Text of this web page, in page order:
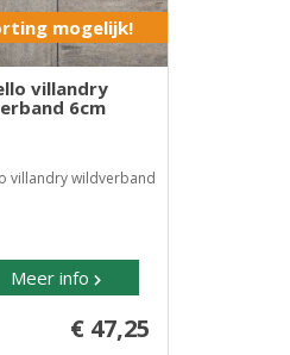
mogelijk!
villandry
6cm
villandry wildverband
Meer info
€ 47,25